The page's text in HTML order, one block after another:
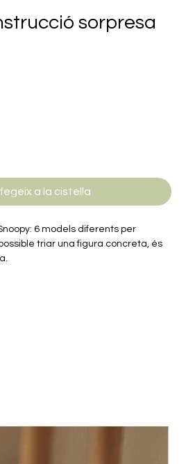
sorpresa
a la cistella
6 models diferents per
triar una figura concreta, és